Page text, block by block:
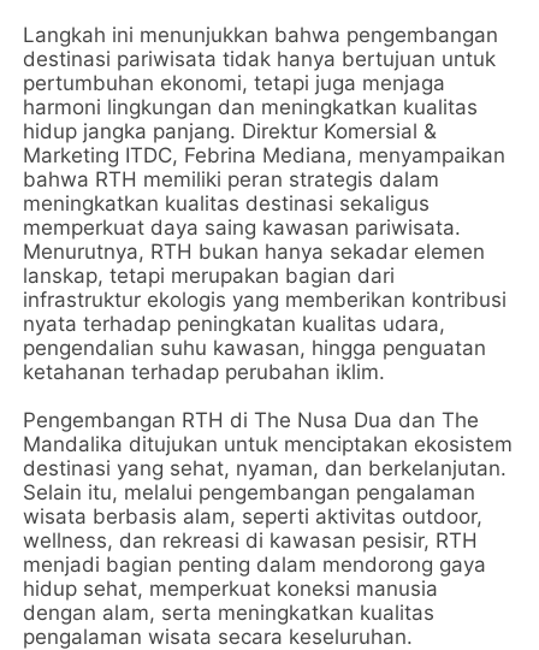
Langkah ini menunjukkan bahwa pengembangan
destinasi pariwisata tidak hanya bertujuan untuk
pertumbuhan ekonomi, tetapi juga menjaga
harmoni lingkungan dan meningkatkan kualitas
hidup jangka panjang. Direktur Komersial &
Marketing ITDC, Febrina Mediana, menyampaikan
bahwa RTH memiliki peran strategis dalam
meningkatkan kualitas destinasi sekaligus
memperkuat daya saing kawasan pariwisata.
Menurutnya, RTH bukan hanya sekadar elemen
lanskap, tetapi merupakan bagian dari
infrastruktur ekologis yang memberikan kontribusi
nyata terhadap peningkatan kualitas udara,
pengendalian suhu kawasan, hingga penguatan
ketahanan terhadap perubahan iklim.
Pengembangan RTH di The Nusa Dua dan The
Mandalika ditujukan untuk menciptakan ekosistem
destinasi yang sehat, nyaman, dan berkelanjutan.
Selain itu, melalui pengembangan pengalaman
wisata berbasis alam, seperti aktivitas outdoor,
wellness, dan rekreasi di kawasan pesisir, RTH
menjadi bagian penting dalam mendorong gaya
hidup sehat, memperkuat koneksi manusia
dengan alam, serta meningkatkan kualitas
pengalaman wisata secara keseluruhan.